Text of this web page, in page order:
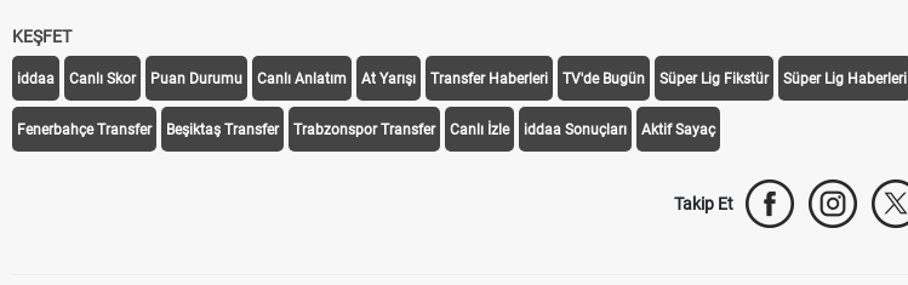
KEŞFET
iddaa Canlı Skor Puan Durumu Canlı Anlatım At Yarışı Transfer Haberleri TV'de Bugün Süper Lig Fikstür Süper Lig Haberleri
Fenerbahçe Transfer Beşiktaş Transfer Trabzonspor Transfer Canlı İzle iddaa Sonuçları Aktif Sayaç
Takip Et